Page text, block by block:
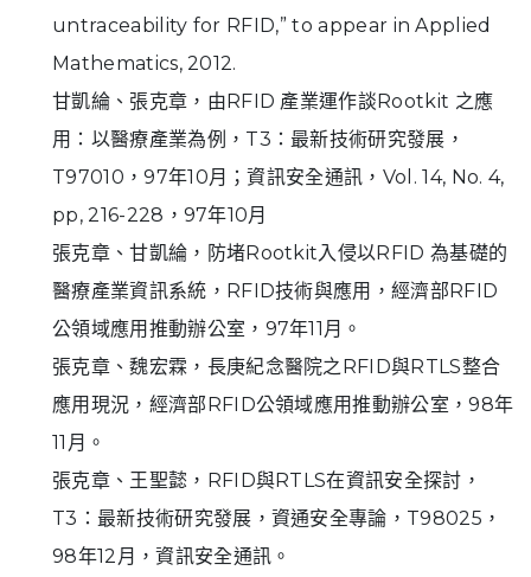
untraceability for RFID,” to appear in Applied
Mathematics, 2012.
甘凱綸、張克章，由RFID 產業運作談Rootkit 之應
用：以醫療產業為例，T3：最新技術研究發展，
T97010，97年10月；資訊安全通訊，Vol. 14, No. 4,
pp, 216-228，97年10月
張克章、甘凱綸，防堵Rootkit入侵以RFID 為基礎的
醫療產業資訊系統，RFID技術與應用，經濟部RFID
公領域應用推動辦公室，97年11月。
張克章、魏宏霖，長庚紀念醫院之RFID與RTLS整合
應用現況，經濟部RFID公領域應用推動辦公室，98年
11月。
張克章、王聖懿，RFID與RTLS在資訊安全探討，
T3：最新技術研究發展，資通安全專論，T98025，
98年12月，資訊安全通訊。